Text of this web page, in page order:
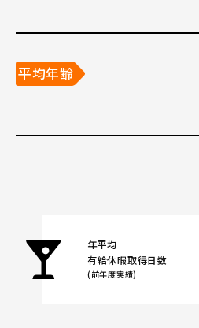
平均年齢
年平均
有給休暇取得日数
(前年度実績)